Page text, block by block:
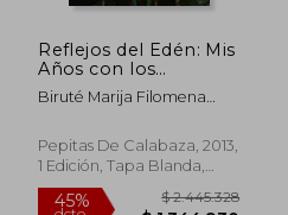
Reflejos del Edén: Mis
Años con los
Orangutanes de
Bornero
Biruté Marija Filomena
Pepitas De Calabaza, 2013,
1 Edición, Tapa Blanda,
Usado